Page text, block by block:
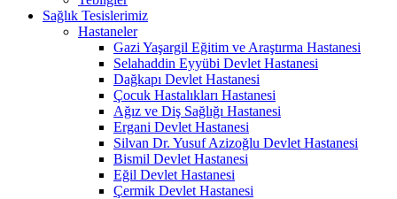
Sağlık Tesislerimiz
Hastaneler
Gazi Yaşargil Eğitim ve Araştırma Hastanesi
Selahaddin Eyyübi Devlet Hastanesi
Dağkapı Devlet Hastanesi
Çocuk Hastalıkları Hastanesi
Ağız ve Diş Sağlığı Hastanesi
Ergani Devlet Hastanesi
Silvan Dr. Yusuf Azizoğlu Devlet Hastanesi
Bismil Devlet Hastanesi
Eğil Devlet Hastanesi
Çermik Devlet Hastanesi